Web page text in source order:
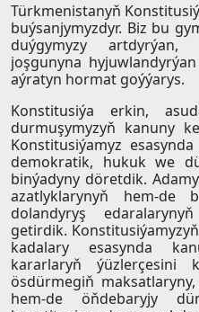
Türkmenistanyň
buýsanjymyzdyr. Biz bu
duýgymyzy
joşgunyna
aýratyn hormat goýýarys.
Konstitusiýa erkin,
durmuşymyzyň kanuny
Konstitusiýamyz
demokratik, hukuk we
binýadyny döretdik.
azatlyklarynyň hem-de
dolandyryş
getirdik.
kadalary esasynda
kararlaryň ýüzlerçesini
ösdürmegiň
hem-de öňdebaryjy